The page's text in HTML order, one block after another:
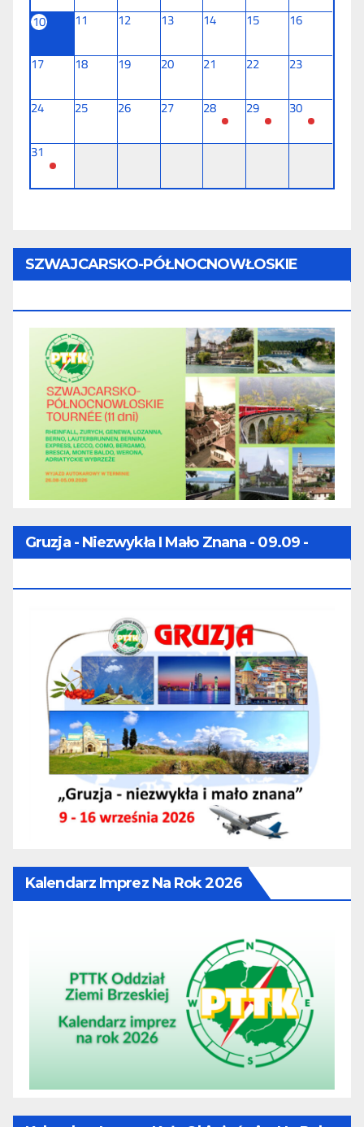
10
11 12 13 14 15
16
17
18 19 20 21 22
23
24
25 26 27 28 29
30
31
SZWAJCARSKO-PÓŁNOCNOWŁOSKIE
Gruzja - Niezwykła I Mało Znana - 09.09 -
Kalendarz Imprez Na Rok 2026